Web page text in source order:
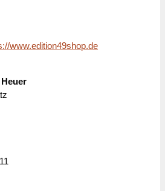
www.edition49shop.de